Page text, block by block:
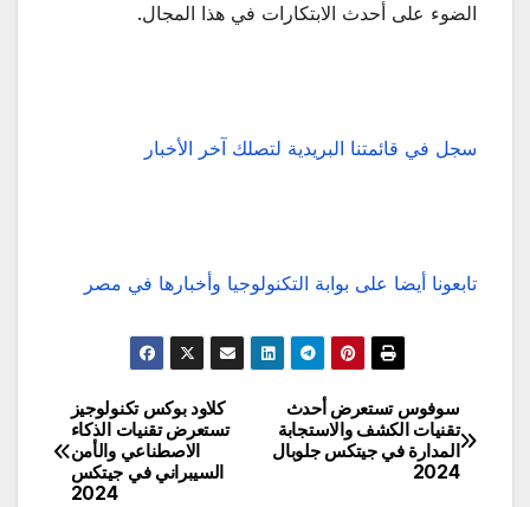
الضوء على أحدث الابتكارات في هذا المجال.
سجل في قائمتنا البريدية لتصلك آخر الأخبار
تابعونا أيضا على بوابة التكنولوجيا وأخبارها في مصر
تصفّح
المقالات
كلاود بوكس تكنولوجيز
تستعرض تقنيات الذكاء
الاصطناعي والأمن
السيبراني في جيتكس
2024
سوفوس تستعرض أحدث
تقنيات الكشف والاستجابة
المدارة في جيتكس جلوبال
2024